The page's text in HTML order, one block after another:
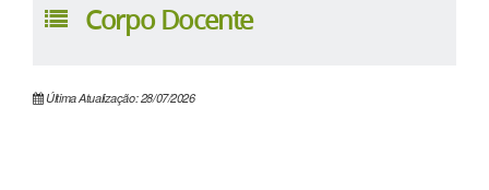
Corpo Docente
Última Atualização: 28/07/2026